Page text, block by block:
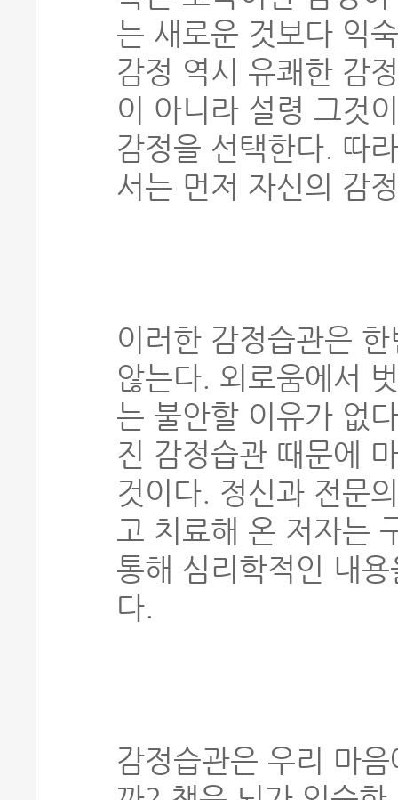
는 새로운 것보다 익
감정 역시 유쾌한 감
이 아니라 설령 그것
감정을 선택한다. 따
서는 먼저 자신의 감
이러한 감정습관은
않는다. 외로움에서
는 불안할 이유가 없
진 감정습관 때문에
것이다. 정신과 전문
고 치료해 온 저자는
통해 심리학적인 내
다.
감정습관은 우리 마